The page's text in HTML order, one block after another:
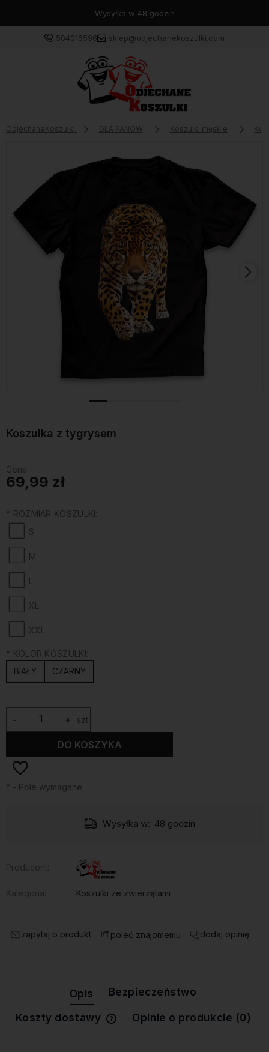
Wysyłka w 48 godzin
504016596 sklep@odjechanekoszulki.com
OdjechaneKoszulki DLA PANÓW Koszulki męskie
Koszulka z tygrysem
Cena:
69,99 zł
* ROZMIAR KOSZULKI:
S
M
L
XL
XXL
* KOLOR KOSZULKI:
BIAŁY
CZARNY
+
- szt.
DO KOSZYKA
* - Pole wymagane
Wysyłka w: 48 godzin
Koszulki ze zwierzętami
zapytaj o produkt poleć znajomemu dodaj opinię
Opis Bezpieczeństwo
Koszty dostawy
Cena nie zawiera ewentualnych
Opinie o produkcie (0)